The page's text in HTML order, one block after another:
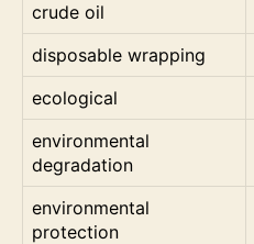
crude oil
disposable wrapping
ecological
environmental
degradation
environmental
protection